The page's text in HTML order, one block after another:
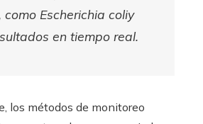
como Escherichia coliy
en tiempo real.
los métodos de monitoreo